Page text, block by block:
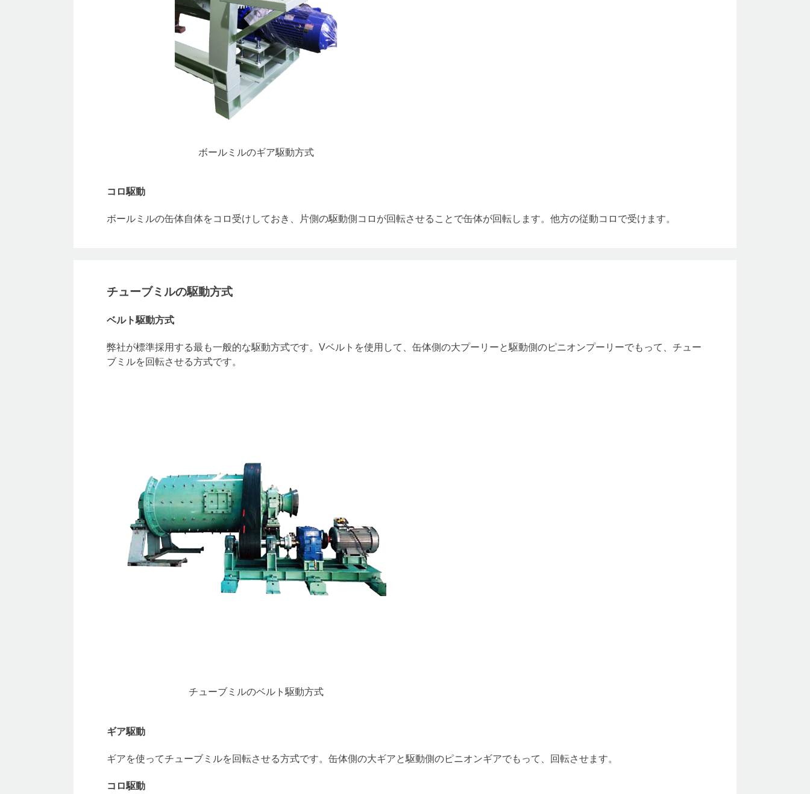
ボールミルのギア駆動方式
コロ駆動
ボールミルの缶体自体をコロ受けしておき、片側の駆動側コロが回転させることで缶体が回転します。他方の従動コロで受けます。
チューブミルの駆動方式
ベルト駆動方式
弊社が標準採用する最も一般的な駆動方式です。Vベルトを使用して、缶体側の大プーリーと駆動側のピニオンプーリーでもって、チュー
ブミルを回転させる方式です。
チューブミルのベルト駆動方式
ギア駆動
ギアを使ってチューブミルを回転させる方式です。缶体側の大ギアと駆動側のピニオンギアでもって、回転させます。
コロ駆動